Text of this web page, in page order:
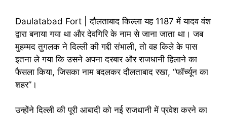
Daulatabad Fort | दौलताबाद किल्ला यह 1187 में यादव वंश
द्वारा बनाया गया था और देवगिरि के नाम से जाना जाता था। जब
मुहम्मद तुगलक ने दिल्ली की गद्दी संभाली, तो वह किले के पास
इतना ले गया कि उसने अपना दरबार और राजधानी हिलाने का
फैसला किया, जिसका नाम बदलकर दौलताबाद रखा, “फॉर्च्यून का
शहर”।
उन्होंने दिल्ली की पूरी आबादी को नई राजधानी में प्रवेश करने का